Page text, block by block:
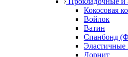
Кокосовая
Войлок
Ватин
Спанбонд
Дорнит